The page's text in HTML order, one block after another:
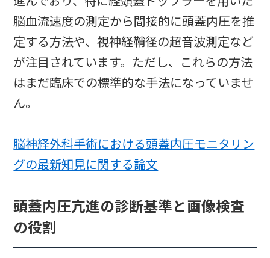
脳血流速度の測定から間接的に頭蓋内圧を推
定する方法や、視神経鞘径の超音波測定など
が注目されています。ただし、これらの方法
はまだ臨床での標準的な手法になっていませ
ん。
脳神経外科手術における頭蓋内圧モニタリン
グの最新知見に関する論文
頭蓋内圧亢進の診断基準と画像検査
の役割